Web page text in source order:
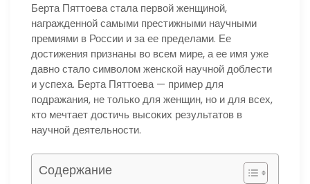
Берта Пяттоева стала первой женщиной,
награжденной самыми престижными научными
премиями в России и за ее пределами. Ее
достижения признаны во всем мире, а ее имя уже
давно стало символом женской научной доблести
и успеха. Берта Пяттоева — пример для
подражания, не только для женщин, но и для всех,
кто мечтает достичь высоких результатов в
научной деятельности.
Содержание